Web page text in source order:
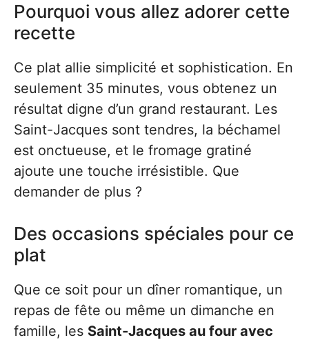
Pourquoi vous allez adorer cette
recette
Ce plat allie simplicité et sophistication. En
seulement 35 minutes, vous obtenez un
résultat digne d’un grand restaurant. Les
Saint-Jacques sont tendres, la béchamel
est onctueuse, et le fromage gratiné
ajoute une touche irrésistible. Que
demander de plus ?
Des occasions spéciales pour ce
plat
Que ce soit pour un dîner romantique, un
repas de fête ou même un dimanche en
famille, les Saint-Jacques au four avec